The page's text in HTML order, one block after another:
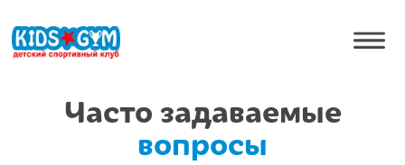
Часто задаваемые
вопросы